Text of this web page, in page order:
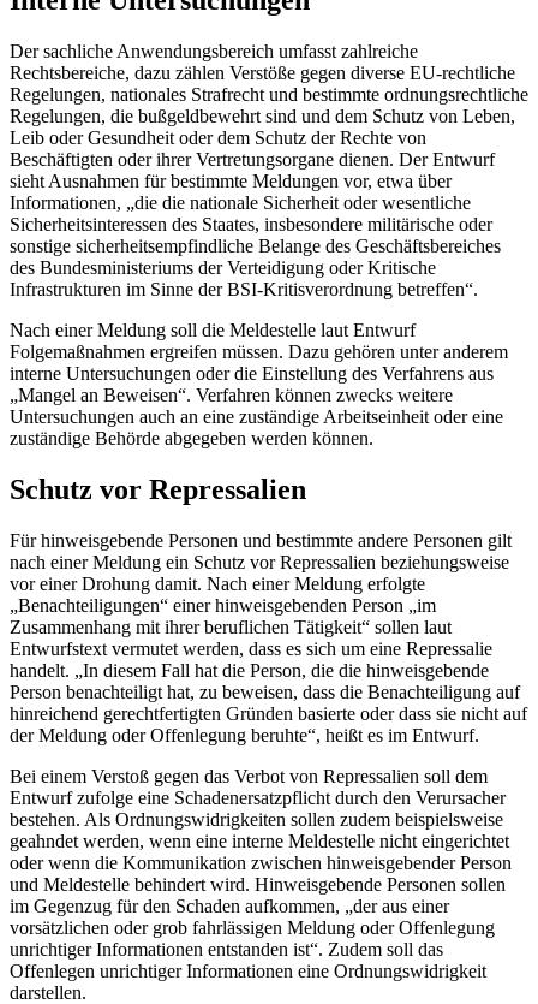
Der sachliche Anwendungsbereich umfasst zahlreiche
Rechtsbereiche, dazu zählen Verstöße gegen diverse EU-rechtliche
Regelungen, nationales Strafrecht und bestimmte ordnungsrechtliche
Regelungen, die bußgeldbewehrt sind und dem Schutz von Leben,
Leib oder Gesundheit oder dem Schutz der Rechte von
Beschäftigten oder ihrer Vertretungsorgane dienen. Der Entwurf
sieht Ausnahmen für bestimmte Meldungen vor, etwa über
Informationen, „die die nationale Sicherheit oder wesentliche
Sicherheitsinteressen des Staates, insbesondere militärische oder
sonstige sicherheitsempfindliche Belange des Geschäftsbereiches
des Bundesministeriums der Verteidigung oder Kritische
Infrastrukturen im Sinne der BSI-Kritisverordnung betreffen“.
Nach einer Meldung soll die Meldestelle laut Entwurf
Folgemaßnahmen ergreifen müssen. Dazu gehören unter anderem
interne Untersuchungen oder die Einstellung des Verfahrens aus
„Mangel an Beweisen“. Verfahren können zwecks weitere
Untersuchungen auch an eine zuständige Arbeitseinheit oder eine
zuständige Behörde abgegeben werden können.
Schutz vor Repressalien
Für hinweisgebende Personen und bestimmte andere Personen gilt
nach einer Meldung ein Schutz vor Repressalien beziehungsweise
vor einer Drohung damit. Nach einer Meldung erfolgte
„Benachteiligungen“ einer hinweisgebenden Person „im
Zusammenhang mit ihrer beruflichen Tätigkeit“ sollen laut
Entwurfstext vermutet werden, dass es sich um eine Repressalie
handelt. „In diesem Fall hat die Person, die die hinweisgebende
Person benachteiligt hat, zu beweisen, dass die Benachteiligung auf
hinreichend gerechtfertigten Gründen basierte oder dass sie nicht auf
der Meldung oder Offenlegung beruhte“, heißt es im Entwurf.
Bei einem Verstoß gegen das Verbot von Repressalien soll dem
Entwurf zufolge eine Schadenersatzpflicht durch den Verursacher
bestehen. Als Ordnungswidrigkeiten sollen zudem beispielsweise
geahndet werden, wenn eine interne Meldestelle nicht eingerichtet
oder wenn die Kommunikation zwischen hinweisgebender Person
und Meldestelle behindert wird. Hinweisgebende Personen sollen
im Gegenzug für den Schaden aufkommen, „der aus einer
vorsätzlichen oder grob fahrlässigen Meldung oder Offenlegung
unrichtiger Informationen entstanden ist“. Zudem soll das
Offenlegen unrichtiger Informationen eine Ordnungswidrigkeit
darstellen.